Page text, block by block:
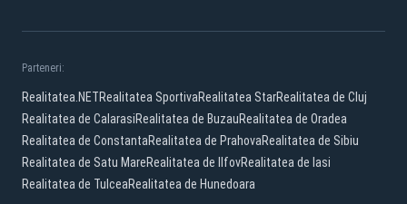
Parteneri:
Realitatea.NETRealitatea SportivaRealitatea StarRealitatea de Cluj
Realitatea de CalarasiRealitatea de BuzauRealitatea de Oradea
Realitatea de ConstantaRealitatea de PrahovaRealitatea de Sibiu
Realitatea de Satu MareRealitatea de IlfovRealitatea de Iasi
Realitatea de TulceaRealitatea de Hunedoara